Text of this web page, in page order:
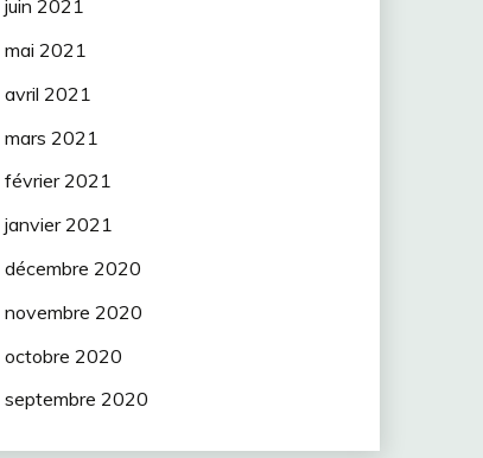
juin 2021
mai 2021
avril 2021
mars 2021
février 2021
janvier 2021
décembre 2020
novembre 2020
octobre 2020
septembre 2020